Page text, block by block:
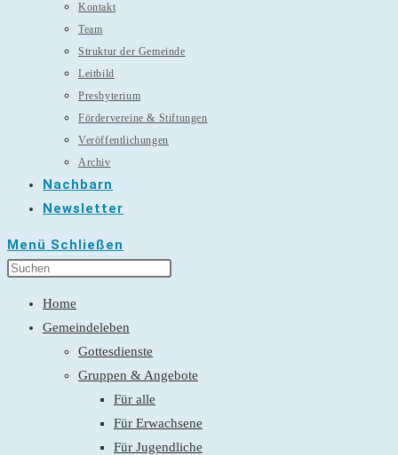
Kontakt
Team
Struktur der Gemeinde
Leitbild
Presbyterium
Fördervereine & Stiftungen
Veröffentlichungen
Archiv
Nachbarn
Newsletter
Menü Schließen
Home
Gemeindeleben
Gottesdienste
Gruppen & Angebote
Für alle
Für Erwachsene
Für Jugendliche